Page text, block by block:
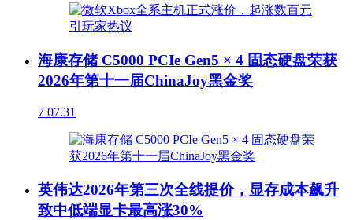
海康存储 C5000 PCIe Gen5 × 4 固态硬盘荣获
2026年第十一届ChinaJoy黑金奖
7 07.31
英伟达2026年第三次全线提价，显存成本飙升
致中低端显卡最高涨30%